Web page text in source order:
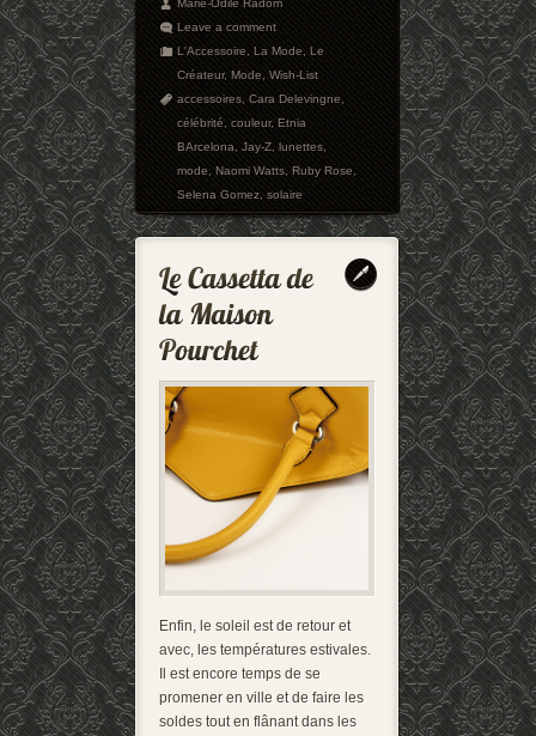
Marie-Odile Radom
Leave a comment
L'Accessoire,La Mode,Le
Créateur,Mode,Wish-List
accessoires,Cara Delevingne,
célébrité,couleur,Etnia
BArcelona,Jay-Z,lunettes,
mode,Naomi Watts,Ruby Rose,
Selena Gomez,solaire
Enfin, le soleil est de retour et
avec, les températures estivales.
Il est encore temps de se
promener en ville et de faire les
soldes tout en flânant dans les